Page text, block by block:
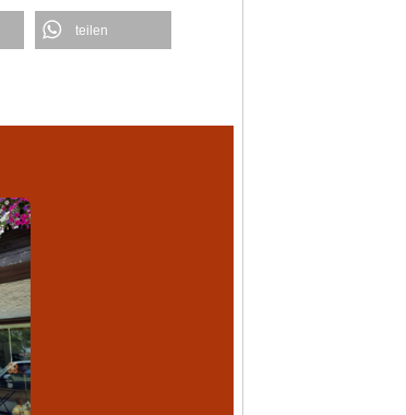
teilen